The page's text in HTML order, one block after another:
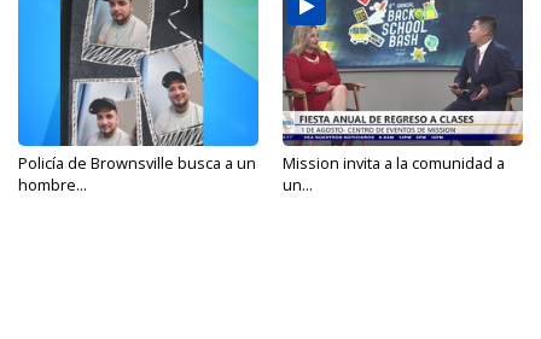
Policía de Brownsville busca a un
hombre...
Mission invita a la comunidad a
un...